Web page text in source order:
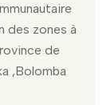
des zones à
de
,Bolomba